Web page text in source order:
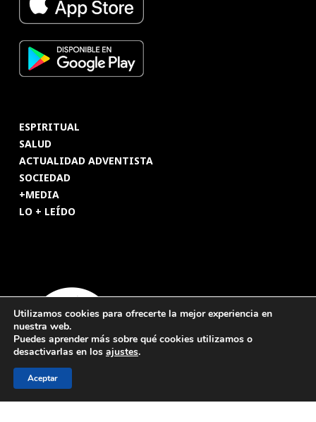
ESPIRITUAL
SALUD
ACTUALIDAD ADVENTISTA
SOCIEDAD
+MEDIA
LO + LEÍDO
Utilizamos cookies para ofrecerte la mejor experiencia en
nuestra web.
Puedes aprender más sobre qué cookies utilizamos o
desactivarlas en los ajustes.
Aceptar